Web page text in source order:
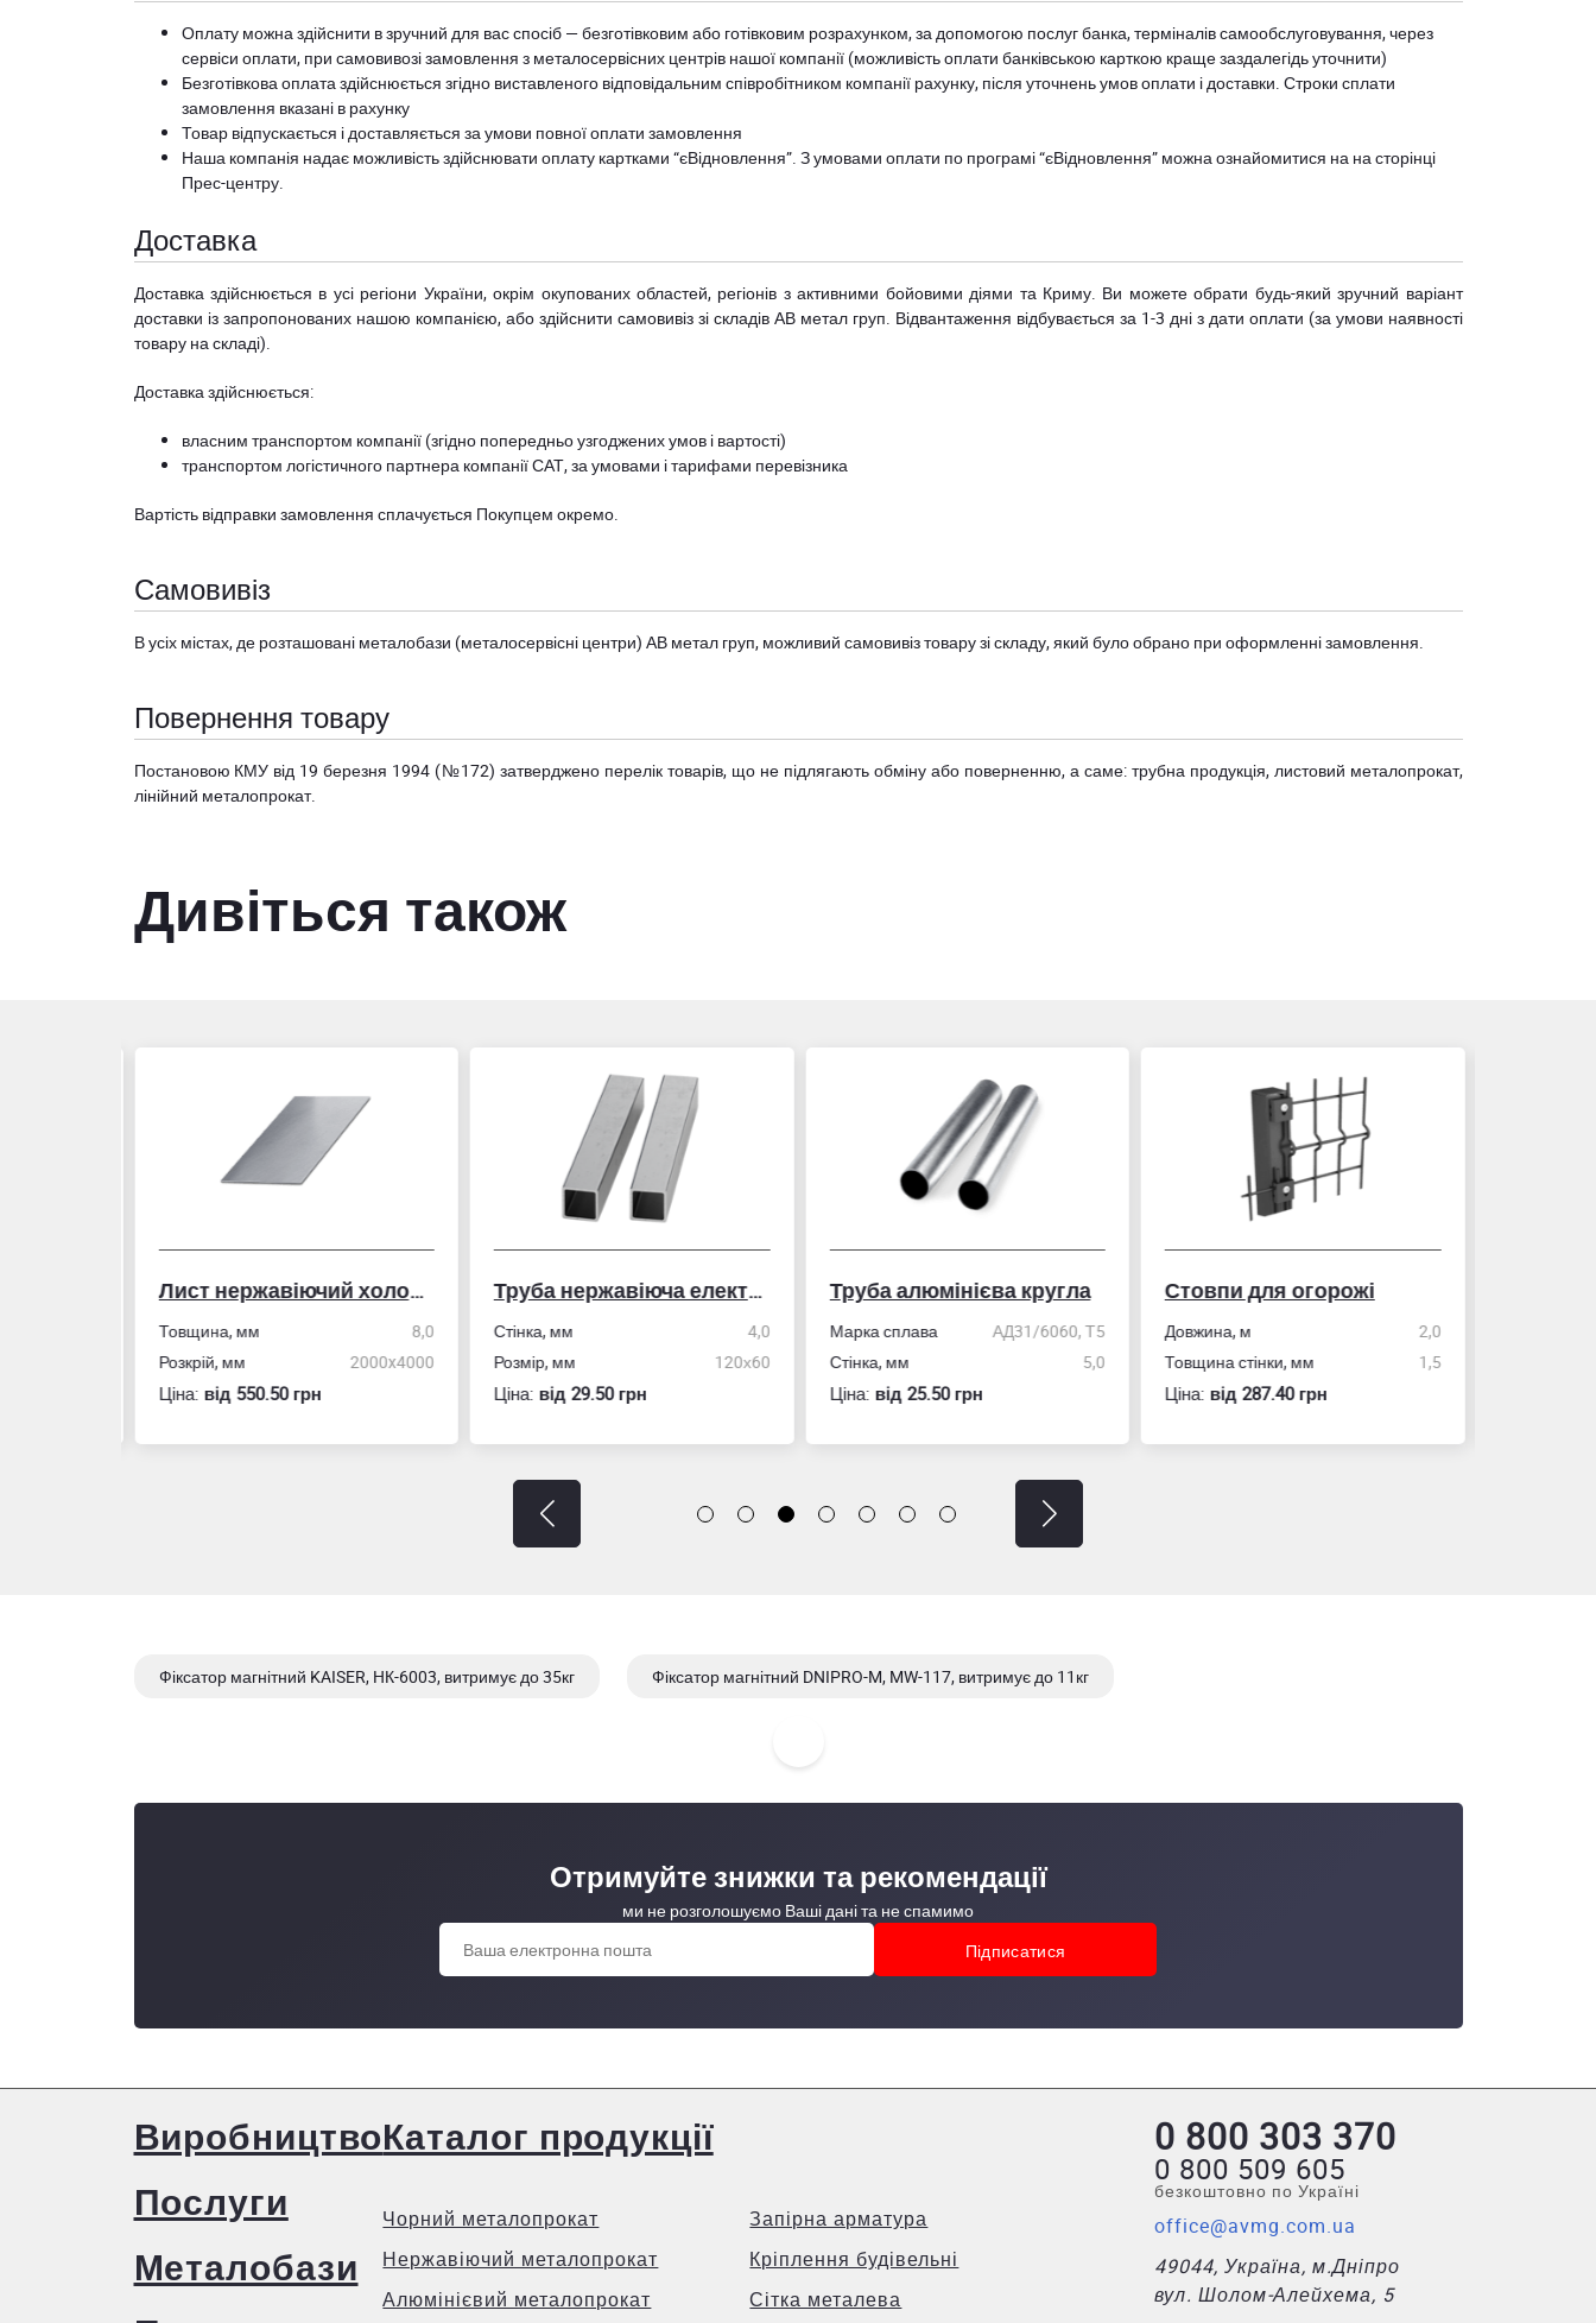
Оплату можна здійснити в зручний для вас спосіб — безготівковим або готівковим розрахунком, за допомогою послуг банка, терміналів самообслуговування, через
сервіси оплати, при самовивозі замовлення з металосервісних центрів нашої компанії (можливість оплати банківською карткою краще заздалегідь уточнити)
Безготівкова оплата здійснюється згідно виставленого відповідальним співробітником компанії рахунку, після уточнень умов оплати і доставки. Строки сплати
замовлення вказані в рахунку
Товар відпускається і доставляється за умови повної оплати замовлення
Наша компанія надає можливість здійснювати оплату картками “єВідновлення”. З умовами оплати по програмі “єВідновлення” можна ознайомитися на на сторінці
Прес-центру.
Доставка
Доставка здійснюється в усі регіони України, окрім окупованих областей, регіонів з активними бойовими діями та Криму. Ви можете обрати будь-який зручний варіант
доставки із запропонованих нашою компанією, або здійснити самовивіз зі складів АВ метал груп. Відвантаження відбувається за 1-3 дні з дати оплати (за умови наявності
товару на складі).
Доставка здійснюється:
власним транспортом компанії (згідно попередньо узгоджених умов і вартості)
транспортом логістичного партнера компанії САТ, за умовами і тарифами перевізника
Вартість відправки замовлення сплачується Покупцем окремо.
Самовивіз
В усіх містах, де розташовані металобази (металосервісні центри) АВ метал груп, можливий самовивіз товару зі складу, який було обрано при оформленні замовлення.
Повернення товару
Постановою КМУ від 19 березня 1994 (№172) затверджено перелік товарів, що не підлягають обміну або поверненню, а саме: трубна продукція, листовий металопрокат,
лінійний металопрокат.
Дивіться також
Лист нержавіючий холоднокатаний
Товщина, мм
8,0
Розкрій, мм
2000x4000
Ціна: вiд 550.50 грн
Труба нержавіюча електрозварна профільна
Стінка, мм
4,0
Розмір, мм
120х60
Ціна: вiд 29.50 грн
Труба алюмінієва кругла
Марка сплава
АД31/6060, Т5
Стінка, мм
5,0
Ціна: вiд 25.50 грн
Стовпи для огорожі
Довжина, м
2,0
Товщина стінки, мм
1,5
Ціна: вiд 287.40 грн
Фіксатор магнітний KAISER, HК-6003, витримує до 35кг Фіксатор магнітний DNIPRO-M, MW-117, витримує до 11кг
Отримуйте знижки та рекомендації
ми не розголошуємо Ваші дані та не спамимо
Виробництво
Послуги
Металобази
Каталог продукції
Чорний металопрокат
Нержавіючий металопрокат
Алюмінієвий металопрокат
Запірна арматура
Кріплення будівельні
Сітка металева
0 800 303 370
0 800 509 605
безкоштовно по Україні
office@avmg.com.ua
49044, Україна, м.Дніпро
вул. Шолом-Алейхема, 5